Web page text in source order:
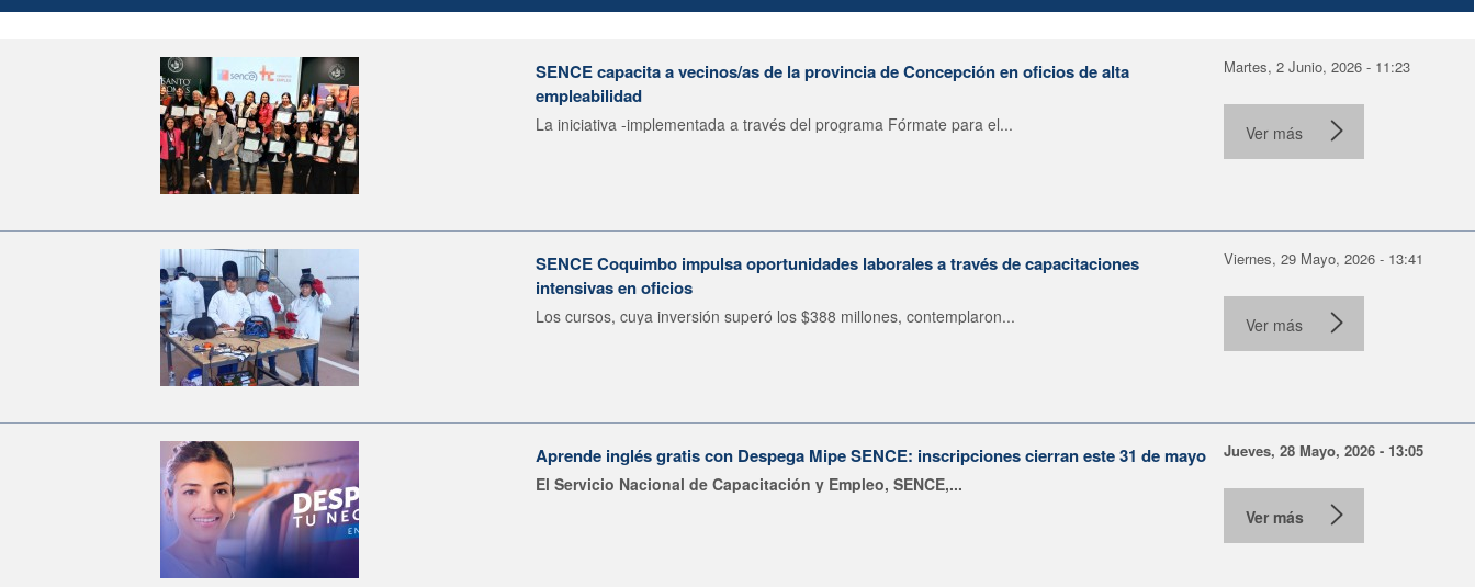
SENCE capacita a vecinos/as de la provincia de Concepción en oficios de alta
empleabilidad
La iniciativa -implementada a través del programa Fórmate para el...
Martes, 2 Junio, 2026 - 11:23
Ver más
SENCE Coquimbo impulsa oportunidades laborales a través de capacitaciones
intensivas en oficios
Los cursos, cuya inversión superó los $388 millones, contemplaron...
Viernes, 29 Mayo, 2026 - 13:41
Ver más
Aprende inglés gratis con Despega Mipe SENCE: inscripciones cierran este 31 de mayo
El Servicio Nacional de Capacitación y Empleo, SENCE,...
Jueves, 28 Mayo, 2026 - 13:05
Ver más